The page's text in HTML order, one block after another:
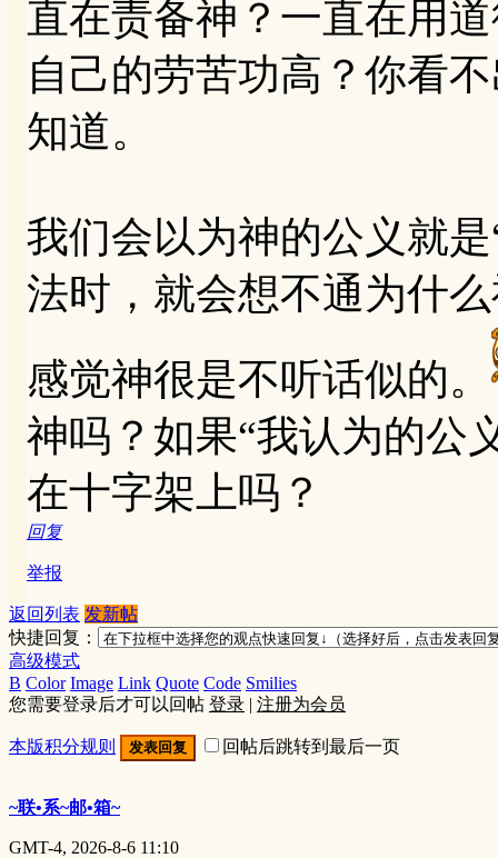
直在责备神？一直在用
自己的劳苦功高？你看
知道。
我们会以为神的公义就
法时，就会想不通为什
感觉神很是不听话似的。
神吗？如果“我认为的公
在十字架上吗？
回复
举报
返回列表 发新帖
快捷回复：
高级模式
B Color Image Link Quote Code Smilies
您需要登录后才可以回帖 登录 | 注册为会员
本版积分规则 发表回复 回帖后跳转到最后一页
~联•系~邮•箱~
GMT-4, 2026-8-6 11:10